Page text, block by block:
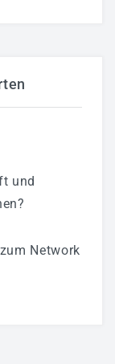
und
Network